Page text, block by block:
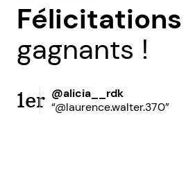
Félicitations
gagnants !
1er @alicia__rdk
“@laurence.walter.370”